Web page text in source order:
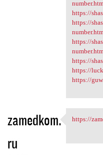
https://
https://
https://
https://
https://
https://
zamedkom.
ru
https://
https://